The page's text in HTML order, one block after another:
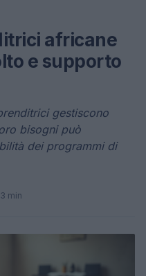
africane
e supporto
gestiscono
bisogni può
dei programmi di
3 min